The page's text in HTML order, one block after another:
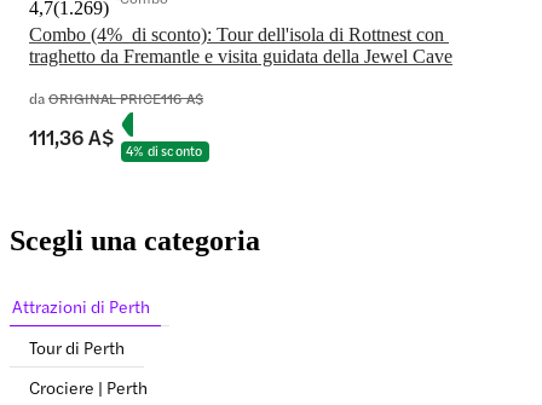
Combo (4%  di sconto): Tour dell'isola di Rottnest con
traghetto da Fremantle e visita guidata della Jewel Cave
4,7(1.269)
daORIGINAL PRICE116 A$
111,36 A$ 4% di sconto
Scegli una categoria
Attrazioni di Perth
Tour di Perth
Crociere | Perth